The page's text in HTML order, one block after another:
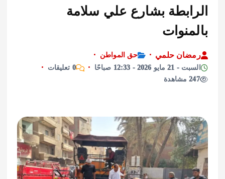
بشارع علي سلامة
حلمي
حق المواطن
0 تعليقات